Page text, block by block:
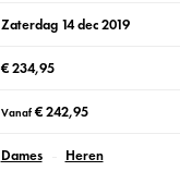
Zaterdag 14 dec 2019
€ 234,95
Vanaf€ 242,95
Dames Heren